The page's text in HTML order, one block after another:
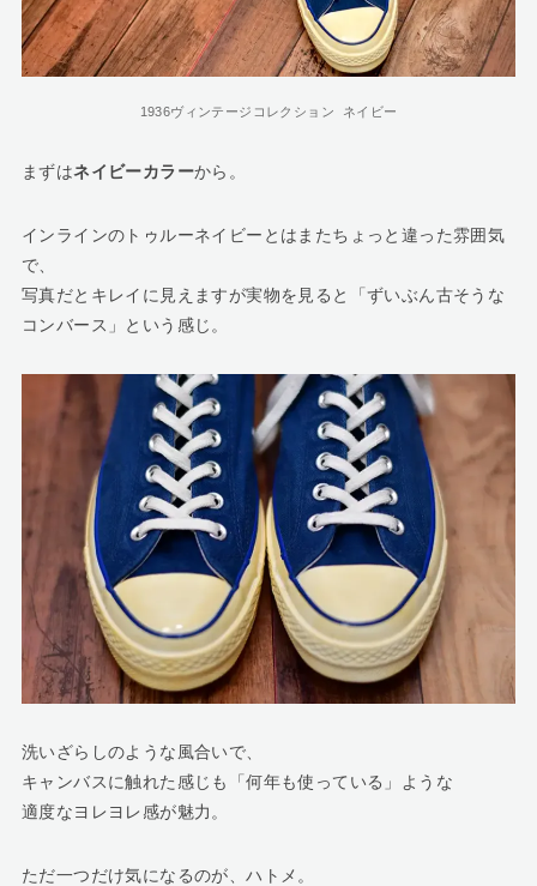
1936ヴィンテージコレクション ネイビー
まずはネイビーカラーから。
インラインのトゥルーネイビーとはまたちょっと違った雰囲気
で、
写真だとキレイに見えますが実物を見ると「ずいぶん古そうな
コンバース」という感じ。
洗いざらしのような風合いで、
キャンバスに触れた感じも「何年も使っている」ような
適度なヨレヨレ感が魅力。
ただ一つだけ気になるのが、ハトメ。